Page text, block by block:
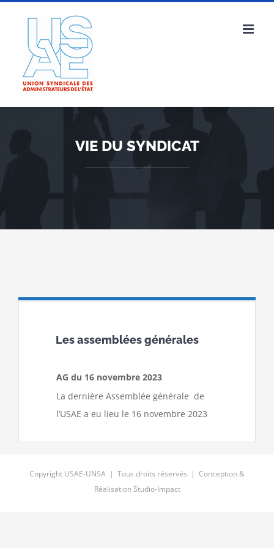
contenu
VIE DU SYNDICAT
Les assemblées générales
AG du 16 novembre 2023
La dernière Assemblée générale de
l’USAE a eu lieu le 16 novembre 2023
Copyright USAE-UNSA | Tous droits réservés | Conception &
RéalisationStudio-Impact